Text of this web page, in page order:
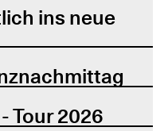
ins neue
Tour 2026